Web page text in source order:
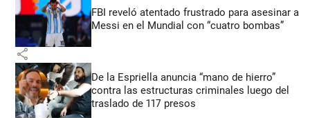
FBI reveló atentado frustrado para asesinar a
Messi en el Mundial con “cuatro bombas”
share
De la Espriella anuncia “mano de hierro”
contra las estructuras criminales luego del
traslado de 117 presos